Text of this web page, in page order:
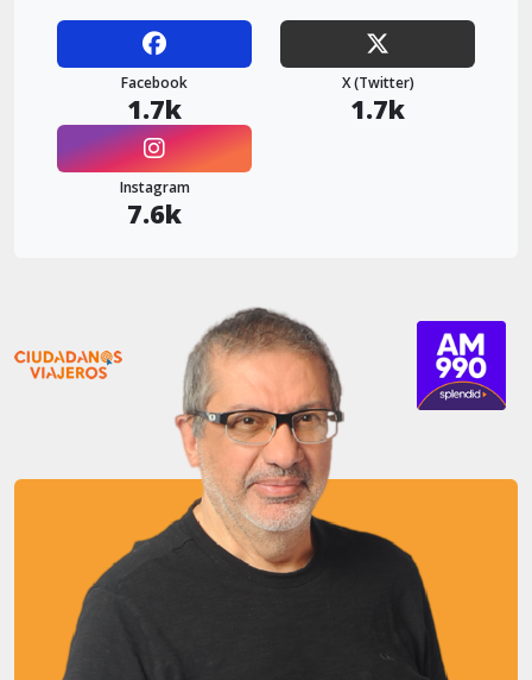
Facebook
1.7k
X (Twitter)
1.7k
Instagram
7.6k